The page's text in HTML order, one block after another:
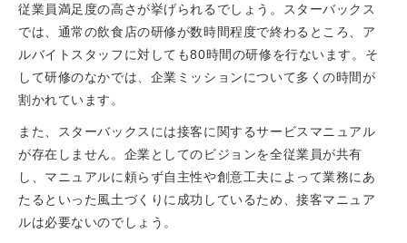
従業員満足度の高さが挙げられるでしょう。スターバックス
では、通常の飲食店の研修が数時間程度で終わるところ、ア
ルバイトスタッフに対しても80時間の研修を行ないます。そ
して研修のなかでは、企業ミッションについて多くの時間が
割かれています。
また、スターバックスには接客に関するサービスマニュアル
が存在しません。企業としてのビジョンを全従業員が共有
し、マニュアルに頼らず自主性や創意工夫によって業務にあ
たるといった風土づくりに成功しているため、接客マニュア
ルは必要ないのでしょう。